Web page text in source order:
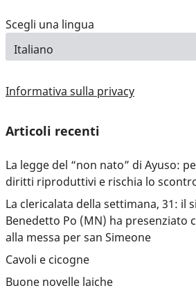
Scegli una lingua
Informativa sulla privacy
Articoli recenti
La legge del “non nato” di Ayuso:
diritti riproduttivi e rischia lo
La clericalata della settimana, 31: il
Benedetto Po (MN) ha presenziato
alla messa per san Simeone
Cavoli e cicogne
Buone novelle laiche